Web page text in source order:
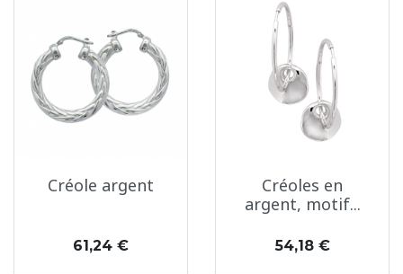
Créole argent
Prix
61,24 €
Créoles en
argent, motif...
Prix
54,18 €